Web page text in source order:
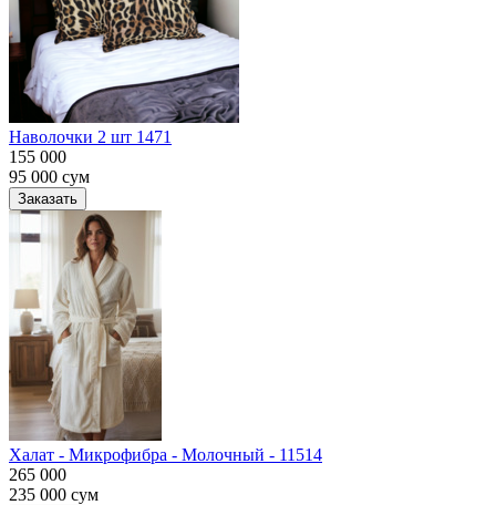
Наволочки 2 шт 1471
155 000
95 000 сум
Заказать
Халат - Микрофибра - Молочный - 11514
265 000
235 000 сум